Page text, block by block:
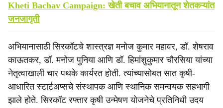
Kheti Bachav Campaign: खेती बचाव अभियानातून शेतकऱ्यांत
जनजागृती
अभियानासाठी सिरकॉटचे शास्त्रज्ञ मनोज कुमार महावर, डॉ. शेषराव
काऊतकर, डॉ. मनोज पुनिया आणि डॉ. हिमांशुकुमार चौरसिया यांच्या
नेतृत्वाखाली चार पथके कार्यरत होती. त्यांच्यासोबत सात कृषी-
आधारित स्टार्टअप्सचे संस्थापक आणि स्थानिक समन्वयक सहभागी
झाले होते. सिरकॉट रफ्तार कृषी उन्मेषण योजनेचे प्रतिनिधी उदय